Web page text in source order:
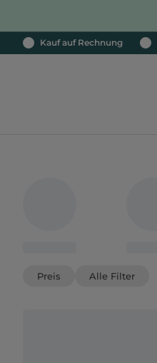
Kauf auf Rechnung
Preis Alle Filter